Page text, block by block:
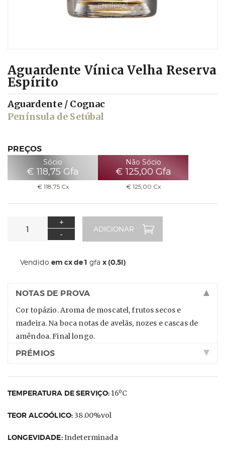
Aguardente Vínica Velha Reserva
Espírito
Aguardente / Cognac
Península de Setúbal
PREÇOS
Sócio
€ 118,75 Gfa
€ 118,75 Cx
Não Sócio
€ 125,00 Gfa
€ 125,00 Cx
+
-
Vendido em cx de 1 gfa x (0,5l)
NOTAS DE PROVA
Cor topázio. Aroma de moscatel, frutos secos e
madeira. Na boca notas de avelãs, nozes e cascas de
amêndoa. Final longo.
PRÉMIOS
TEMPERATURA DE SERVIÇO: 16ºC
TEOR ALCOÓLICO:38.00%vol
LONGEVIDADE:Indeterminada